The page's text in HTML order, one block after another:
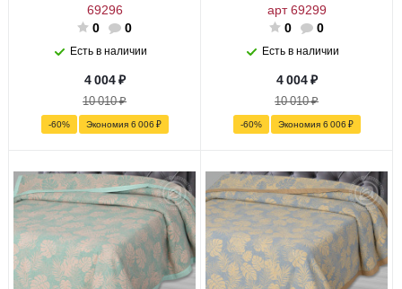
69296
0
0
Есть в наличии
4 004₽
10 010₽
-60% Экономия 6 006 ₽
арт 69299
0
0
Есть в наличии
4 004₽
10 010₽
-60% Экономия 6 006 ₽